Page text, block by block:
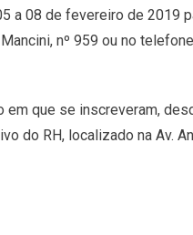
a 08 de fevereiro de
nº 959 ou no
que se inscreveram,
do RH, localizado na Av.